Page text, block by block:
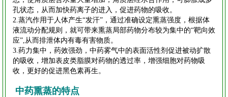
孔状态，从而加快药离子的进入，促进药物的吸收。
2.蒸汽作用于人体产生“发汗”，通过准确设定熏蒸强度，根据体
液流动分配规则，就可带来熏蒸局部药物分布较为集中的“靶向效
应”,从而排泄体内有毒有害物质。
3.药力集中，药效强劲，中药雾气中的表面活性剂促进被动扩散
的吸收，增加表皮类脂膜对药物的透过率，增强细胞对药物吸
收，更好的促进黑色素再生。
中药熏蒸的特点